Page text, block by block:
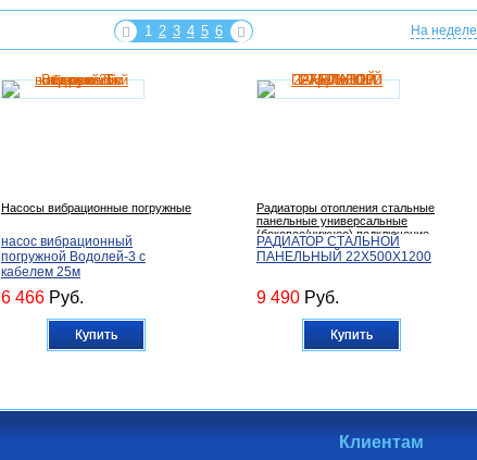
1 2 3 4 5 6 На неделе
Насосы вибрационные погружные
насос вибрационный
погружной Водолей-3 с
кабелем 25м
6 466 Руб.
Купить
Радиаторы отопления стальные
панельные универсальные
(боковое/нижнее) подключение
РАДИАТОР СТАЛЬНОЙ
ПАНЕЛЬНЫЙ 22X500X1200
9 490 Руб.
Купить
Клиентам